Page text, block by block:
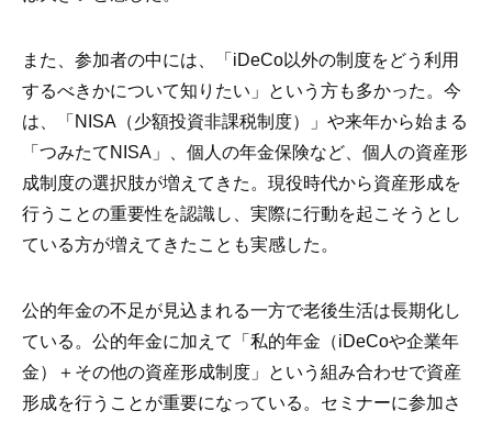
また、参加者の中には、「iDeCo以外の制度をどう利用
するべきかについて知りたい」という方も多かった。今
は、「NISA（少額投資非課税制度）」や来年から始まる
「つみたてNISA」、個人の年金保険など、個人の資産形
成制度の選択肢が増えてきた。現役時代から資産形成を
行うことの重要性を認識し、実際に行動を起こそうとし
ている方が増えてきたことも実感した。
公的年金の不足が見込まれる一方で老後生活は長期化し
ている。公的年金に加えて「私的年金（iDeCoや企業年
金）＋その他の資産形成制度」という組み合わせで資産
形成を行うことが重要になっている。セミナーに参加さ